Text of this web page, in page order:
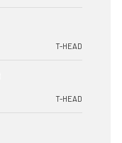
T-HEAD
T-HEAD